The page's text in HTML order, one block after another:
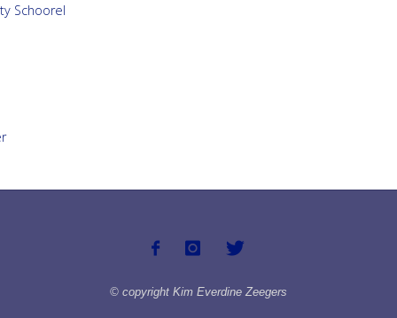
Schoorel
© copyright Kim Everdine Zeegers